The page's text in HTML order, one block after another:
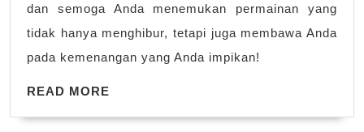
dan semoga Anda menemukan permainan yang
tidak hanya menghibur, tetapi juga membawa Anda
pada kemenangan yang Anda impikan!
READ MORE